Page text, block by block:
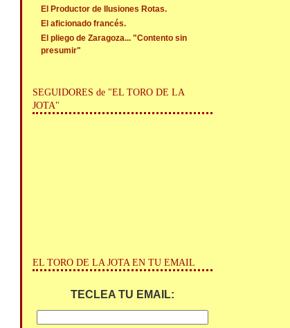
El Productor de Ilusiones Rotas.
El aficionado francés.
El pliego de Zaragoza... "Contento sin
presumir"
SEGUIDORES de "EL TORO DE LA
JOTA"
EL TORO DE LA JOTA EN TU EMAIL
TECLEA TU EMAIL: